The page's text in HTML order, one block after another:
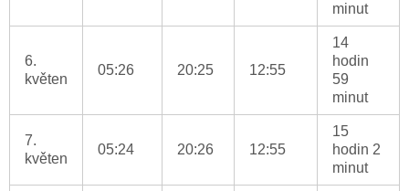
minut
6.
květen
05:26 20:25 12:55
14
hodin
59
minut
7.
květen
05:24 20:26 12:55
15
hodin 2
minut